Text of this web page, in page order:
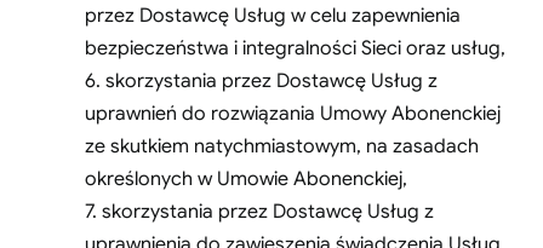
przez Dostawcę Usług w celu zapewnienia
bezpieczeństwa i integralności Sieci oraz usług,
6. skorzystania przez Dostawcę Usług z
uprawnień do rozwiązania Umowy Abonenckiej
ze skutkiem natychmiastowym, na zasadach
określonych w Umowie Abonenckiej,
7. skorzystania przez Dostawcę Usług z